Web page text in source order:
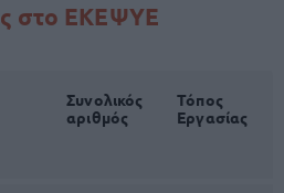
στο ΕΚΕΨΥΕ
Συνολικός
αριθμός
Τόπος
Εργασίας